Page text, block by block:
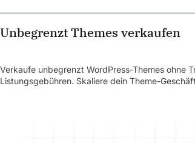
Unbegrenzt Themes verkaufen
Verkaufe unbegrenzt WordPress-Themes ohne
Listungsgebühren. Skaliere dein Theme-